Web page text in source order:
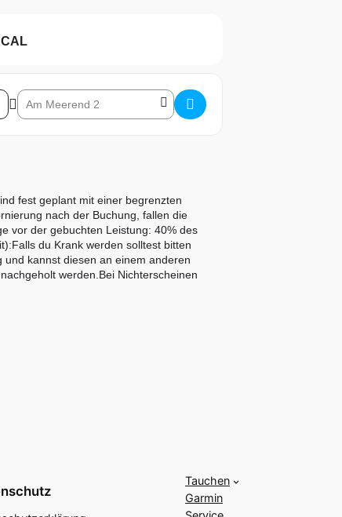
Destination Address – Schnuppertauchen See []
fest geplant mit einer begrenzten
nach der Buchung, fallen die
vor der gebuchten Leistung: 40% des
du Krank werden solltest bitten
kannst diesen an einem anderen
werden.Bei Nichterscheinen
Tauchen
Garmin